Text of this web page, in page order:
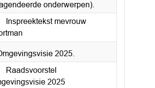
onderwerpen).
Inspreektekst mevrouw
2025.
Raadsvoorstel
2025